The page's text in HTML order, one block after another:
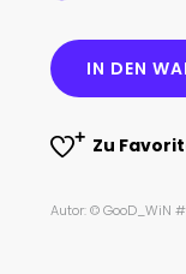
IN DEN
Zu
Autor: © GooD_WiN